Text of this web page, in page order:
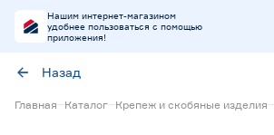
Нашим интернет-магазином
удобнее пользоваться с помощью
приложения!
Назад
Главная Каталог Крепеж и скобяные изделия